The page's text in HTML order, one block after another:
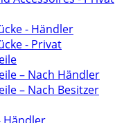
- Händler
- Privat
– Nach Händler
– Nach Besitzer